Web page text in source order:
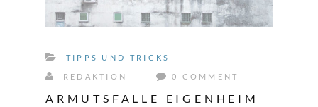
TIPPS UND TRICKS
REDAKTION 0 COMMENT
ARMUTSFALLE EIGENHEIM